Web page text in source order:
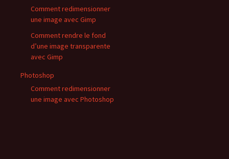
Comment redimensionner
une image avec Gimp
Comment rendre le fond
d’une image transparente
avec Gimp
Photoshop
Comment redimensionner
une image avec Photoshop